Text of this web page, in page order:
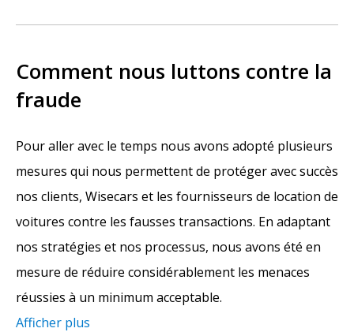
Comment nous luttons contre la
fraude
Pour aller avec le temps nous avons adopté plusieurs
mesures qui nous permettent de protéger avec succès
nos clients, Wisecars et les fournisseurs de location de
voitures contre les fausses transactions. En adaptant
nos stratégies et nos processus, nous avons été en
mesure de réduire considérablement les menaces
réussies à un minimum acceptable.
Afficher plus